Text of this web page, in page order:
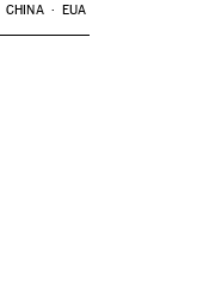
CHINA EUA